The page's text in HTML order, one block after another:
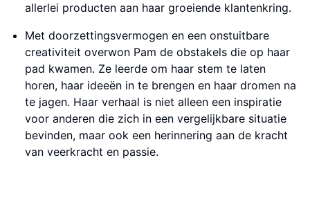
allerlei producten aan haar groeiende klantenkring.
Met doorzettingsvermogen en een onstuitbare
creativiteit overwon Pam de obstakels die op haar
pad kwamen. Ze leerde om haar stem te laten
horen, haar ideeën in te brengen en haar dromen na
te jagen. Haar verhaal is niet alleen een inspiratie
voor anderen die zich in een vergelijkbare situatie
bevinden, maar ook een herinnering aan de kracht
van veerkracht en passie.